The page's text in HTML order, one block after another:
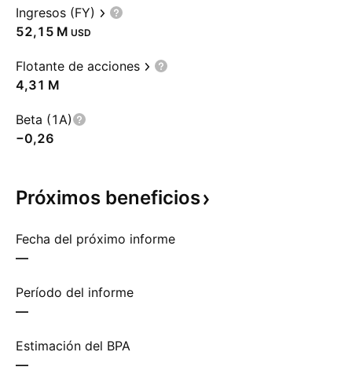
Ingresos (FY)
‪52,15 M‬ USD
Flotante de acciones
‪4,31 M‬
Beta (1A)
−0,26
Próximos beneficios
Fecha del próximo informe
—
Período del informe
—
Estimación del BPA
—